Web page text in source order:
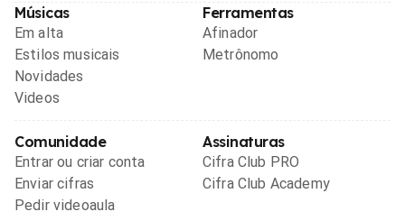
Músicas
Em alta
Estilos musicais
Novidades
Videos
Ferramentas
Afinador
Metrônomo
Comunidade
Entrar ou criar conta
Enviar cifras
Pedir videoaula
Assinaturas
Cifra Club PRO
Cifra Club Academy